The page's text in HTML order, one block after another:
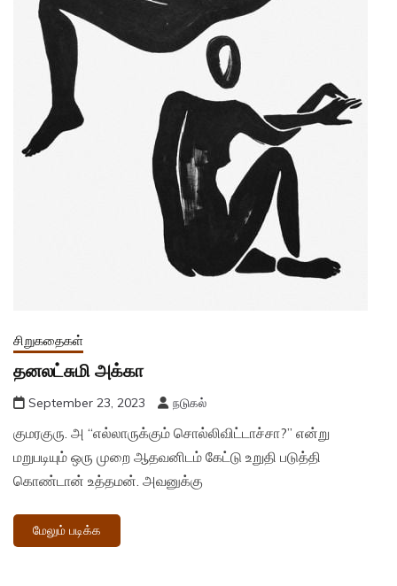
சிறுகதைகள்
தனலட்சுமி அக்கா
September 23, 2023 நடுகல்
குமரகுரு. அ “எல்லாருக்கும் சொல்லிவிட்டாச்சா?” என்று
மறுபடியும் ஒரு முறை ஆதவனிடம் கேட்டு உறுதி படுத்தி
கொண்டான் உத்தமன். அவனுக்கு
மேலும் படிக்க